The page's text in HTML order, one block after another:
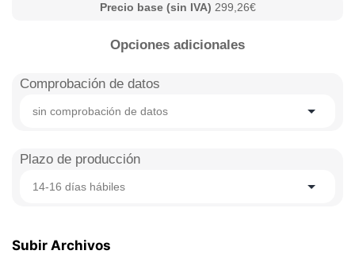
Precio base (sin IVA) 299,26€
Opciones adicionales
Comprobación de datos
sin comprobación de datos
Plazo de producción
14-16 días hábiles
Subir Archivos